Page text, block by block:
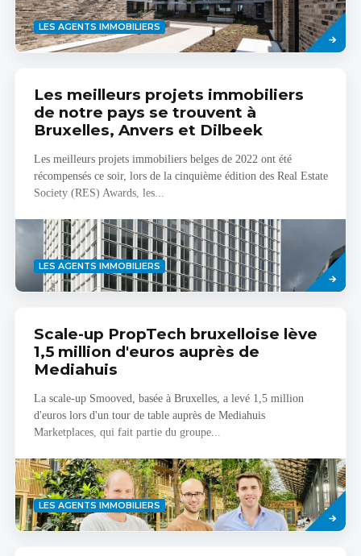
LES AGENTS IMMOBILIERS
Savoir
plus
Les meilleurs projets immobiliers
de notre pays se trouvent à
Bruxelles, Anvers et Dilbeek
Les meilleurs projets immobiliers belges de 2022 ont été
récompensés ce soir, lors de la cinquième édition des Real Estate
Society (RES) Awards, les...
LES AGENTS IMMOBILIERS
Savoir
plus
Scale-up PropTech bruxelloise lève
1,5 million d'euros auprès de
Mediahuis
La scale-up Smooved, basée à Bruxelles, a levé 1,5 million
d'euros lors d'un tour de table auprès de Mediahuis
Marketplaces, qui fait partie du groupe...
LES AGENTS IMMOBILIERS
Savoir
plus